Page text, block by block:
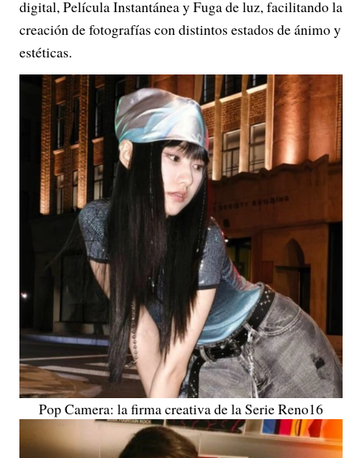
digital, Película Instantánea y Fuga de luz, facilitando la
creación de fotografías con distintos estados de ánimo y
estéticas.
Pop Camera: la firma creativa de la Serie Reno16